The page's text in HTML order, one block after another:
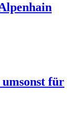
für